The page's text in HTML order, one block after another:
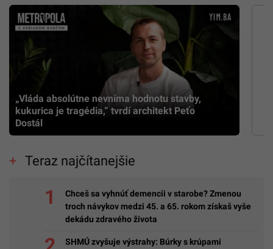
„Vláda absolútne nevníma hodnotu stavby,
kukurica je tragédia,” tvrdí architekt Peťo
Dostál
Teraz najčítanejšie
Chceš sa vyhnúť demencii v starobe? Zmenou
troch návykov medzi 45. a 65. rokom získaš vyše
dekádu zdravého života
SHMÚ zvyšuje výstrahy: Búrky s krúpami